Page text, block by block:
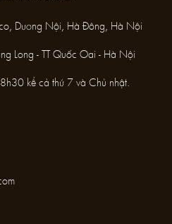
Dương Nội, Hà Đông, Hà Nội
Long - TT Quốc Oai - Hà Nội
kể cả thứ 7 và Chủ nhật.